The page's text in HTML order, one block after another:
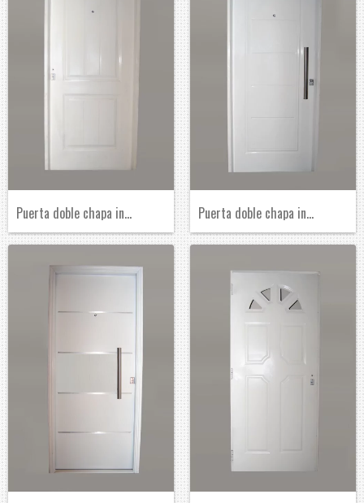
Puerta doble chapa inyectada blanca 80 x... Puerta doble chapa inyectada